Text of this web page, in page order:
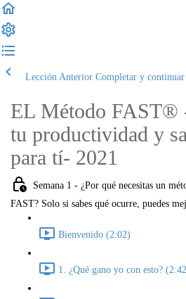
Lección Anterior Completar y continuar
EL Método FAST®
tu productividad y
para tí- 2021
Semana 1 - ¿Por qué necesitas un
FAST? Solo si sabes qué ocurre, puedes
Bienvenido (2:02)
1. ¿Qué gano yo con esto?